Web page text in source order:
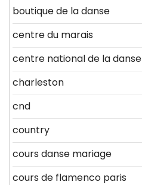
boutique de la danse
centre du marais
centre national de la danse
charleston
cnd
country
cours danse mariage
cours de flamenco paris